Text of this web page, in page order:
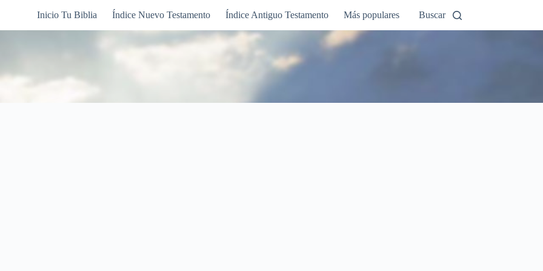
Inicio Tu Biblia Índice Nuevo Testamento Índice Antiguo Testamento Más populares Buscar